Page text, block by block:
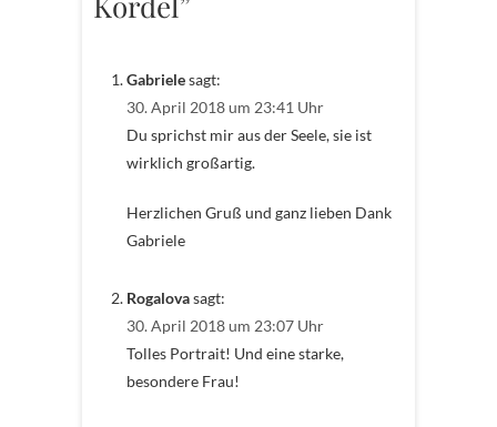
Gabrielesagt:
30. April 2018 um 23:41 Uhr
Du sprichst mir aus der Seele, sie ist
wirklich großartig.
Herzlichen Gruß und ganz lieben Dank
Gabriele
Rogalovasagt:
30. April 2018 um 23:07 Uhr
Tolles Portrait! Und eine starke,
besondere Frau!